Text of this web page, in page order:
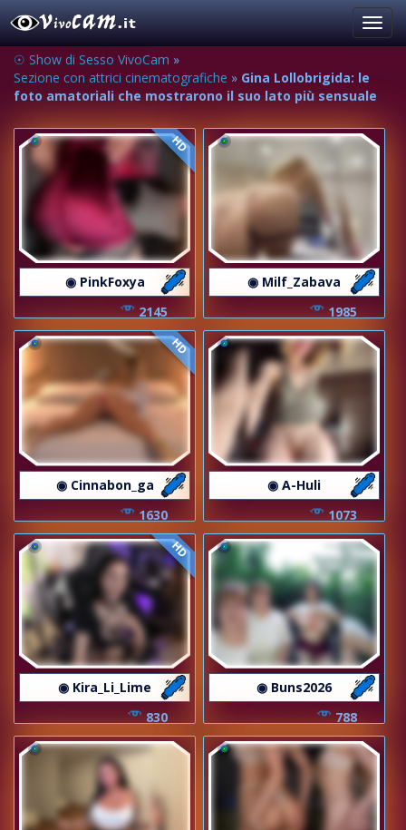
☉ Show di Sesso VivoCam »
Sezione con attrici cinematografiche » Gina Lollobrigida: le
foto amatoriali che mostrarono il suo lato più sensuale
HD
◉ PinkFoxya
2145
◉ Milf_Zabava
1985
HD
◉ Cinnabon_ga
1630
◉ A-Huli
1073
HD
◉ Kira_Li_Lime
830
◉ Buns2026
788